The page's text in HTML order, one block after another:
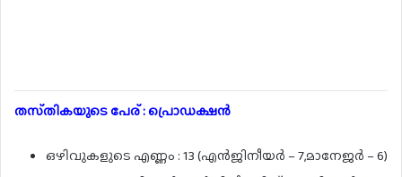
തസ്‌തികയുടെ പേര് : പ്രൊഡക്ഷൻ
ഒഴിവുകളുടെ എണ്ണം : 13 (എൻജിനീയർ – 7,മാനേജർ – 6)